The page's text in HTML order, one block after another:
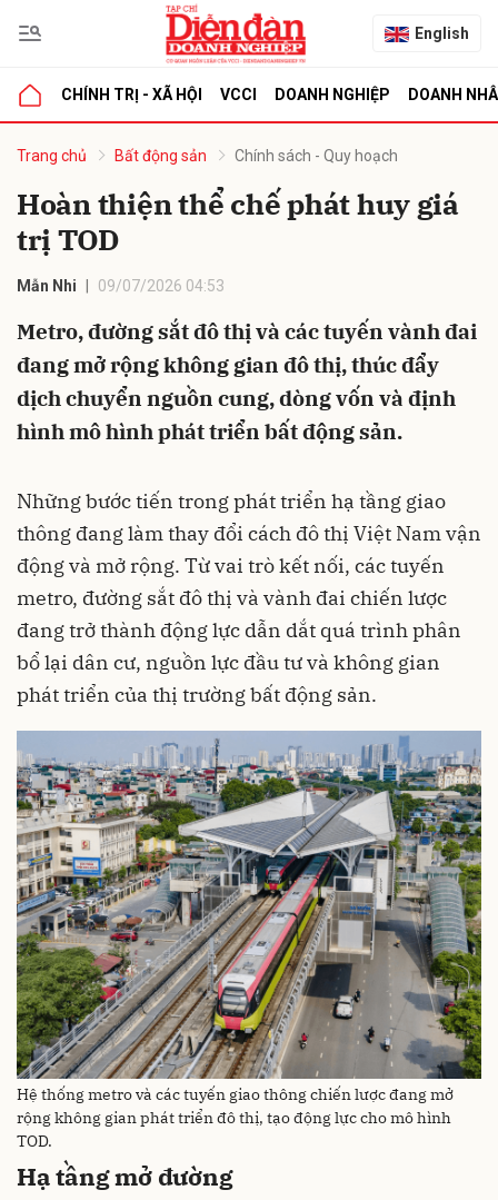
English
CHÍNH TRỊ - XÃ HỘI VCCI DOANH NGHIỆP DOANH
Trang chủ Bất động sản Chính sách - Quy hoạch
Hoàn thiện thể chế phát huy giá
trị TOD
Mẫn Nhi 09/07/2026 04:53
Metro, đường sắt đô thị và các tuyến vành đai
đang mở rộng không gian đô thị, thúc đẩy
dịch chuyển nguồn cung, dòng vốn và định
hình mô hình phát triển bất động sản.
Những bước tiến trong phát triển hạ tầng giao
thông đang làm thay đổi cách đô thị Việt Nam vận
động và mở rộng. Từ vai trò kết nối, các tuyến
metro, đường sắt đô thị và vành đai chiến lược
đang trở thành động lực dẫn dắt quá trình phân
bổ lại dân cư, nguồn lực đầu tư và không gian
phát triển của thị trường bất động sản.
Hệ thống metro và các tuyến giao thông chiến lược đang mở
rộng không gian phát triển đô thị, tạo động lực cho mô hình
TOD.
Hạ tầng mở đường
luận
Hủy